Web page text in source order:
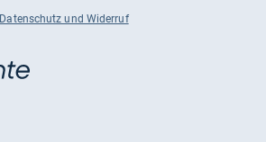
Datenschutz und Widerruf